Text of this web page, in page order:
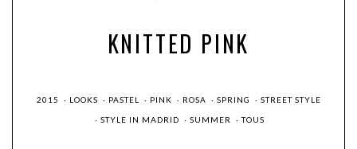
KNITTED PINK
2015 · LOOKS · PASTEL · PINK · ROSA · SPRING · STREET STYLE
· STYLE IN MADRID · SUMMER ·TOUS